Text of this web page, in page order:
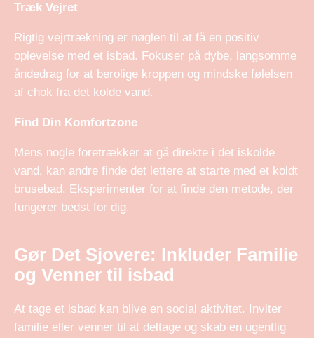
Træk Vejret
Rigtig vejrtrækning er nøglen til at få en positiv
oplevelse med et isbad. Fokuser på dybe, langsomme
åndedrag for at berolige kroppen og mindske følelsen
af chok fra det kolde vand.
Find Din Komfortzone
Mens nogle foretrækker at gå direkte i det iskolde
vand, kan andre finde det lettere at starte med et koldt
brusebad. Eksperimenter for at finde den metode, der
fungerer bedst for dig.
Gør Det Sjovere: Inkluder Familie
og Venner til isbad
At tage et isbad kan blive en social aktivitet. Inviter
familie eller venner til at deltage og skab en ugentlig